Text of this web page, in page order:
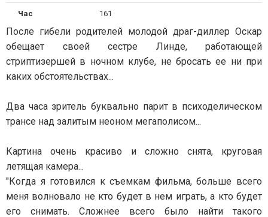
Час 161
После гибели родителей молодой драг-диллер Оскар
обещает своей сестре Линде, работающей
стриптизершей в ночном клубе, не бросать ее ни при
каких обстоятельствах...
Два часа зритель буквально парит в психоделическом
трансе над залитым неоном мегаполисом...
Картина очень красиво и сложно снята, круговая
летящая камера...
"Когда я готовился к съемкам фильма, больше всего
меня волновало не кто будет в нем играть, а кто будет
его снимать. Сложнее всего было найти такого